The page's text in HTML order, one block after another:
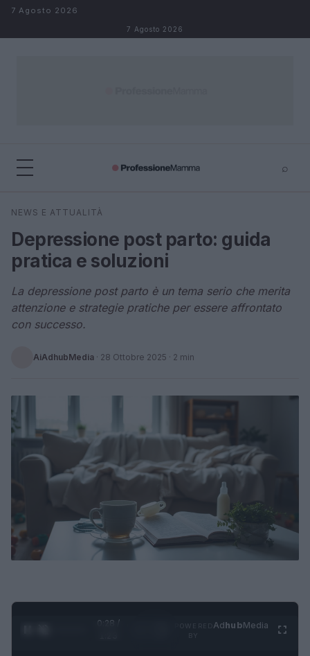
Salta al contenuto
7 Agosto 2026
7 Agosto 2026
⌕
Cerca
NEWS E ATTUALITÀ
Depressione post parto: guida
pratica e soluzioni
La depressione post parto è un tema serio che merita
attenzione e strategie pratiche per essere affrontato
con successo.
AiAdhubMedia · 28 Ottobre 2025 · 2 min
0:28 /
AdhubMedia